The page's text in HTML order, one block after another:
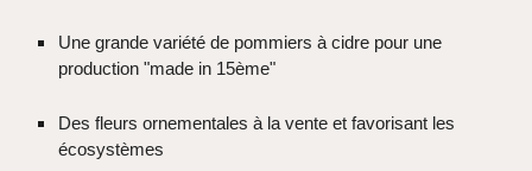
Une grande variété de pommiers à cidre pour une
production "made in 15ème"
Des fleurs ornementales à la vente et favorisant les
écosystèmes